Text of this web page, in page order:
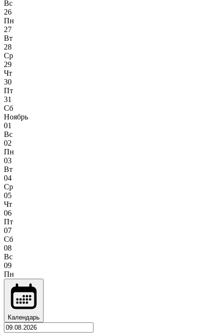
Вс
26
Пн
27
Вт
28
Ср
29
Чт
30
Пт
31
Сб
Ноябрь
01
Вс
02
Пн
03
Вт
04
Ср
05
Чт
06
Пт
07
Сб
08
Вс
09
Пн
Календарь